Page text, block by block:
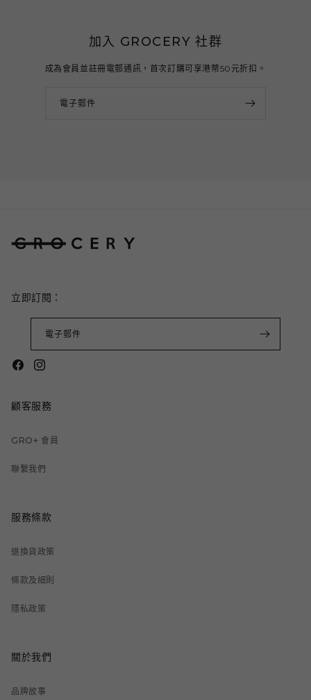
加入 GROCERY 社群
成為會員並註冊電郵通訊，首次訂購可享港幣50元折扣。
電子郵件
立即訂閱：
電子郵件
FacebookInstagram
顧客服務
GRO+ 會員
聯繫我們
服務條款
退換貨政策
條款及細則
隱私政策
關於我們
品牌故事